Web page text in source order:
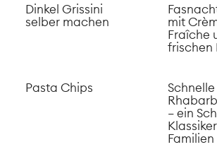
Dinkel Grissini
selber machen
mit
Fraîche
frischen
Pasta Chips
Schnelle
– ein
Familien